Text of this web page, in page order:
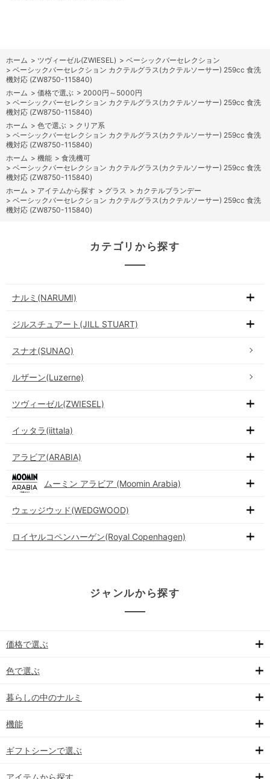
ホーム > ツヴィーゼル(ZWIESEL) > ベーシックバーセレクション
> ベーシックバーセレクション カクテルグラス(カクテルソーサー) 259cc 食洗
機対応 (ZW8750-115840)
ホーム > 価格で選ぶ > 2000円～5000円
> ベーシックバーセレクション カクテルグラス(カクテルソーサー) 259cc 食洗
機対応 (ZW8750-115840)
ホーム > 色で選ぶ > クリア系
> ベーシックバーセレクション カクテルグラス(カクテルソーサー) 259cc 食洗
機対応 (ZW8750-115840)
ホーム > 機能 > 食洗機可
> ベーシックバーセレクション カクテルグラス(カクテルソーサー) 259cc 食洗
機対応 (ZW8750-115840)
ホーム > アイテムから探す > グラス > カクテルブランデー
> ベーシックバーセレクション カクテルグラス(カクテルソーサー) 259cc 食洗
機対応 (ZW8750-115840)
カテゴリから探す
ナルミ(NARUMI)
ジルスチュアート(JILL STUART)
スナオ(SUNAO)
ルザーン(Luzerne)
ツヴィーゼル(ZWIESEL)
イッタラ(iittala)
アラビア(ARABIA)
ムーミン アラビア (Moomin Arabia)
ウェッジウッド(WEDGWOOD)
ロイヤルコペンハーゲン(Royal Copenhagen)
ジャンルから探す
価格で選ぶ
色で選ぶ
暮らしの中のナルミ
機能
ギフトシーンで選ぶ
アイテムから探す